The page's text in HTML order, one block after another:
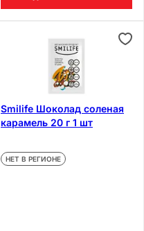
Smilife Шоколад соленая
карамель 20 г 1 шт
НЕТ В РЕГИОНЕ